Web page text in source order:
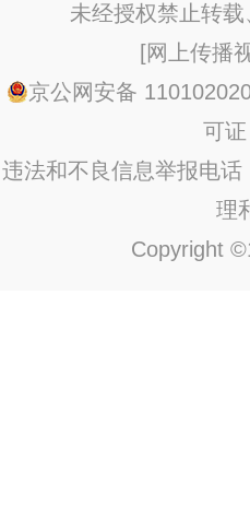
未经授权禁止转
[网上传播
京公网安备
可
违法和不良信息举报电
理
Copyright